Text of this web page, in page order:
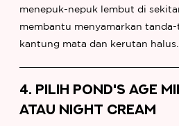
menepuk-nepuk lembut di
membantu menyamarkan
kantung mata dan kerutan halus.
4. PILIH POND'S AGE
ATAU NIGHT CREAM